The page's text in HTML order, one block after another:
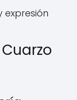
expresión